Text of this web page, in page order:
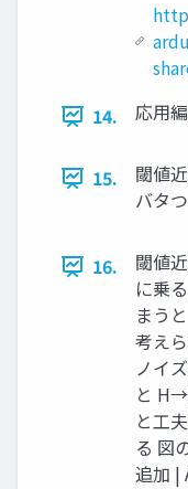
14.
応用
15.
閾値
バタ
16.
閾値
に乗
まう
考え
ノイ
と
と工
る 図
追加 |